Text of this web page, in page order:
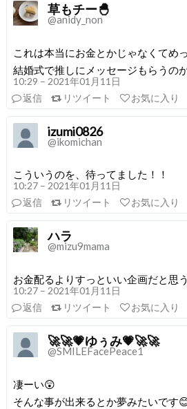
草もチー🐣
@anidy_non
これは本当にお金とかじゃなくてめ
結婚式で推しにメッセージもらうの
10:29 – 2021年01月11日
返信
リツイート お気に入り
izumi0826
@ikomichan
こういうのを、待ってました！！
10:27 – 2021年01月11日
返信
リツイート お気に入り
ハラ
@mizu9mama
お金配るよりすっといい企画だと思う
10:27 – 2021年01月11日
返信
リツイート お気に入り
🚀🚀💗ゆぅみ💗🚀🚀
@SMILEFacePeace1
凄ーい😲
そんな事が出来るとか夢みたいです